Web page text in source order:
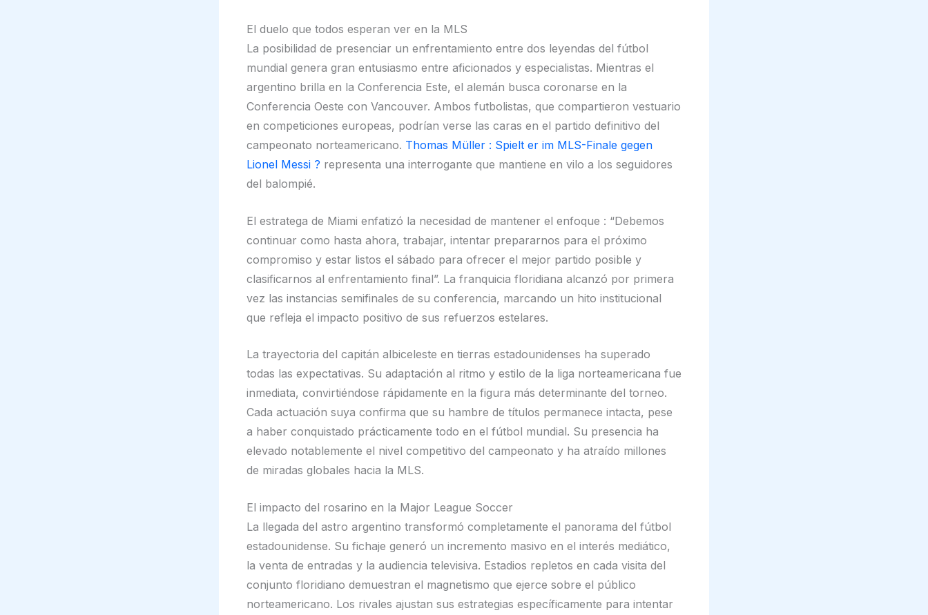
El duelo que todos esperan ver en la MLS
La posibilidad de presenciar un enfrentamiento entre dos leyendas del fútbol
mundial genera gran entusiasmo entre aficionados y especialistas. Mientras el
argentino brilla en la Conferencia Este, el alemán busca coronarse en la
Conferencia Oeste con Vancouver. Ambos futbolistas, que compartieron vestuario
en competiciones europeas, podrían verse las caras en el partido definitivo del
campeonato norteamericano. Thomas Müller : Spielt er im MLS-Finale gegen
Lionel Messi ? representa una interrogante que mantiene en vilo a los seguidores
del balompié.
El estratega de Miami enfatizó la necesidad de mantener el enfoque : “Debemos
continuar como hasta ahora, trabajar, intentar prepararnos para el próximo
compromiso y estar listos el sábado para ofrecer el mejor partido posible y
clasificarnos al enfrentamiento final”. La franquicia floridiana alcanzó por primera
vez las instancias semifinales de su conferencia, marcando un hito institucional
que refleja el impacto positivo de sus refuerzos estelares.
La trayectoria del capitán albiceleste en tierras estadounidenses ha superado
todas las expectativas. Su adaptación al ritmo y estilo de la liga norteamericana fue
inmediata, convirtiéndose rápidamente en la figura más determinante del torneo.
Cada actuación suya confirma que su hambre de títulos permanece intacta, pese
a haber conquistado prácticamente todo en el fútbol mundial. Su presencia ha
elevado notablemente el nivel competitivo del campeonato y ha atraído millones
de miradas globales hacia la MLS.
El impacto del rosarino en la Major League Soccer
La llegada del astro argentino transformó completamente el panorama del fútbol
estadounidense. Su fichaje generó un incremento masivo en el interés mediático,
la venta de entradas y la audiencia televisiva. Estadios repletos en cada visita del
conjunto floridiano demuestran el magnetismo que ejerce sobre el público
norteamericano. Los rivales ajustan sus estrategias específicamente para intentar